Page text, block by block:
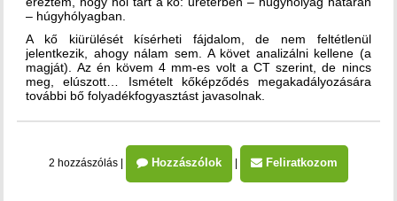
– húgyhólyagban.
A kő kiürülését kísérheti fájdalom, de nem feltétlenül
jelentkezik, ahogy nálam sem. A követ analizálni kellene (a
magját). Az én kövem 4 mm-es volt a CT szerint, de nincs
meg, elúszott… Ismételt kőképződés megakadályozására
további bő folyadékfogyasztást javasolnak.
2 hozzászólás Hozzászólok Feliratkozom